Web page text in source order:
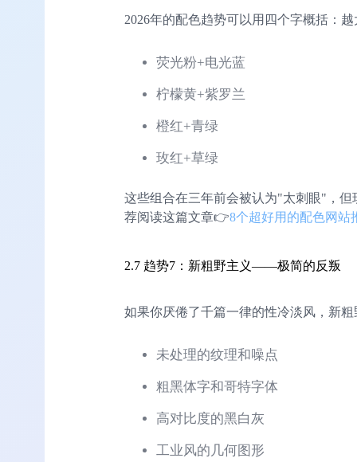
2026年的配色趋势可以用四个字概括：
荧光粉+电光蓝
柠檬黄+紫罗兰
橙红+青绿
玫红+草绿
这些组合在三年前会被认为"太刺眼"，但
荐阅读这篇文章👉8个超好用的配色网站
2.7 趋势7：新粗野主义——极简的反叛
如果你厌倦了千篇一律的性冷淡风，新
未处理的纹理和噪点
粗黑体字和哥特字体
高对比度的黑白灰
工业风的几何图形